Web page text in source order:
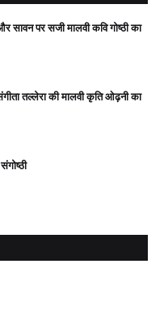
पर सजी मालवी कवि गोष्ठी का
तल्लेरा की मालवी कृति ओढ़नी का